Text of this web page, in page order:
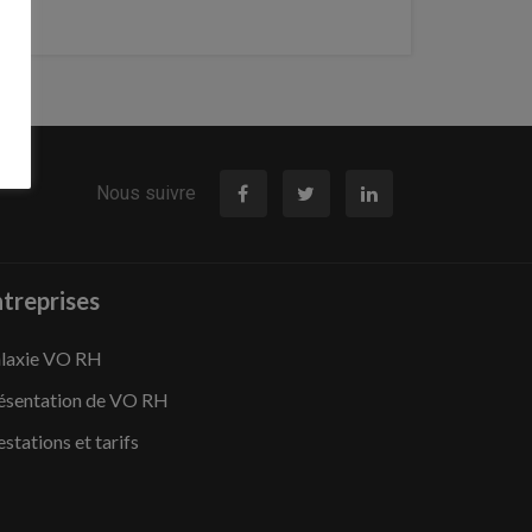
Nous suivre
VO RH
de VO RH
et tarifs